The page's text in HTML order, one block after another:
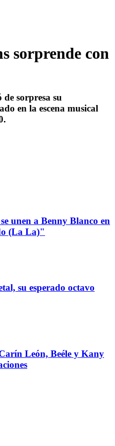
sorprende con
sorpresa su
en la escena musical
unen a Benny Blanco en
(La La)"
su esperado octavo
León, Beéle y Kany